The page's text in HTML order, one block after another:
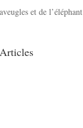
et de l’éléphant